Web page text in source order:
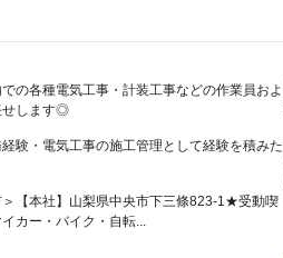
での各種電気工事・計装工事などの作業員およ
せします◎
験・電気工事の施工管理として経験を積みた
＞【本社】山梨県中央市下三條823-1★受動喫
カー・バイク・自転...